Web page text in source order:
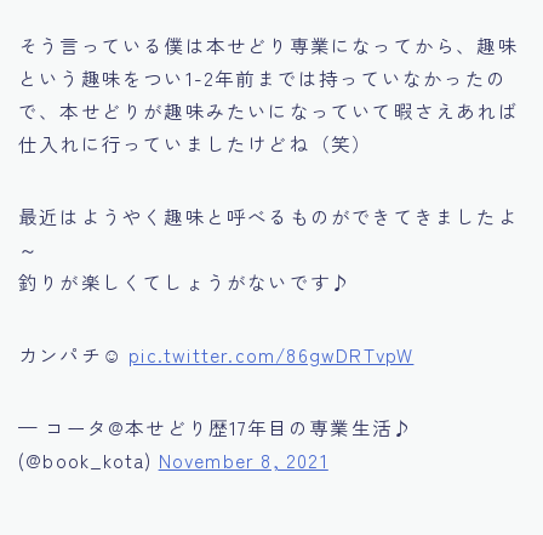
そう言っている僕は本せどり専業になってから、趣味
という趣味をつい1-2年前までは持っていなかったの
で、本せどりが趣味みたいになっていて暇さえあれば
仕入れに行っていましたけどね（笑）
最近はようやく趣味と呼べるものができてきましたよ
～
釣りが楽しくてしょうがないです♪
カンパチ☺️ pic.twitter.com/86gwDRTvpW
— コータ@本せどり歴17年目の専業生活♪
(@book_kota) November 8, 2021